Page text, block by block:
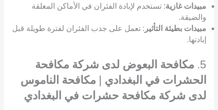
مبيدات غازية: تستخدم لإبادة الفئران في الأماكن المغلقة
والضيقة.
مبيدات بطيئة التأثير : تعمل على جذب الفئران لفترة طويلة قبل
إبادتها.
5. مكافحة البعوض لدى شركة مكافحة
الحشرات في البغدادي | مكافحة الناموس
لدى شركة مكافحة حشرات في البغدادي